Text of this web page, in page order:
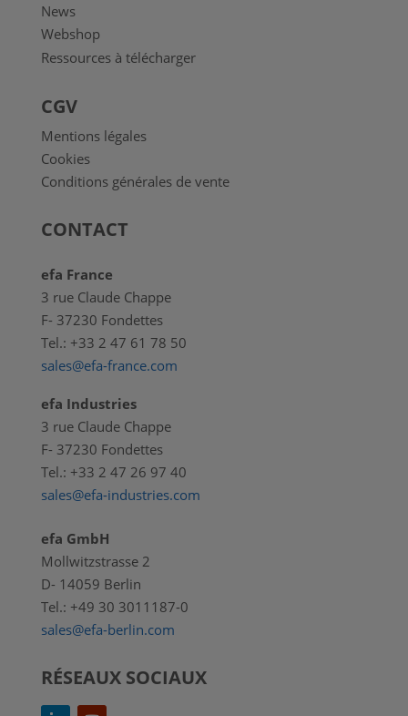
News
Webshop
Ressources à télécharger
CGV
Mentions légales
Cookies
Conditions générales de vente
CONTACT
efa France
3 rue Claude Chappe
F- 37230 Fondettes
Tel.: +33 2 47 61 78 50
sales@efa-france.com
efa Industries
3 rue Claude Chappe
F- 37230 Fondettes
Tel.: +33 2 47 26 97 40
sales@efa-industries.com
efa GmbH
Mollwitzstrasse 2
D- 14059 Berlin
Tel.: +49 30 3011187-0
sales@efa-berlin.com
RÉSEAUX SOCIAUX